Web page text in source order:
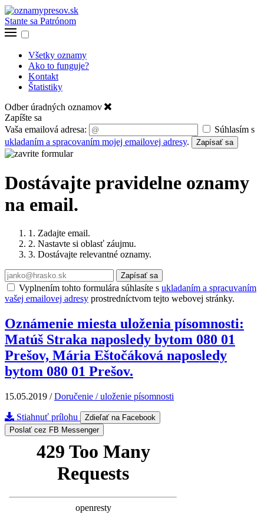
Stante sa Patrónom
Všetky oznamy
Ako to funguje?
Kontakt
Štatistiky
Odber úradných oznamov
Zapíšte sa
Vaša emailová adresa:
Súhlasím s
ukladaním a spracovaním mojej emailovej adresy. Zapísať sa
Dostávajte pravidelne oznamy
na email.
1. Zadajte email.
2. Nastavte si oblasť záujmu.
3. Dostávajte relevantné oznamy.
Zapísať sa
Vyplnením tohto formulára súhlasíte s ukladaním a spracuvaním
vašej emailovej adresy prostredníctvom tejto webovej stránky.
Oznámenie miesta uloženia písomnosti:
Matúš Straka naposledy bytom 080 01
Prešov, Mária Eštočáková naposledy
bytom 080 01 Prešov.
15.05.2019 /Doručenie / uloženie písomnosti
Stiahnuť prílohu
Zdieľať na Facebook
Poslať cez FB Messenger